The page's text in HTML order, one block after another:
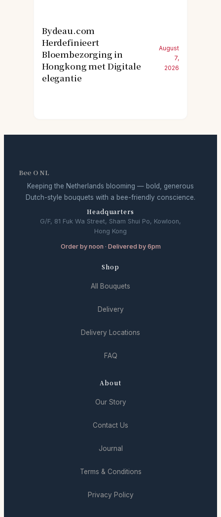
Bydeau.com
Herdefinieert
Bloembezorging in
Hongkong met Digitale
elegantie
August
7,
2026
Bee O NL
Keeping the Netherlands blooming — bold, generous
Dutch-style bouquets with a bee-friendly conscience.
Headquarters
G/F, 81 Fuk Wa Street, Sham Shui Po, Kowloon,
Hong Kong
Order by noon · Delivered by 6pm
Shop
All Bouquets
Delivery
Delivery Locations
FAQ
About
Our Story
Contact Us
Journal
Terms & Conditions
Privacy Policy